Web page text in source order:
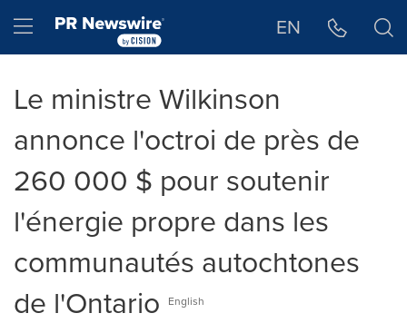
Hamburger menu EN
Le ministre Wilkinson
annonce l'octroi de près de
260 000 $ pour soutenir
l'énergie propre dans les
communautés autochtones
de l'Ontario
English